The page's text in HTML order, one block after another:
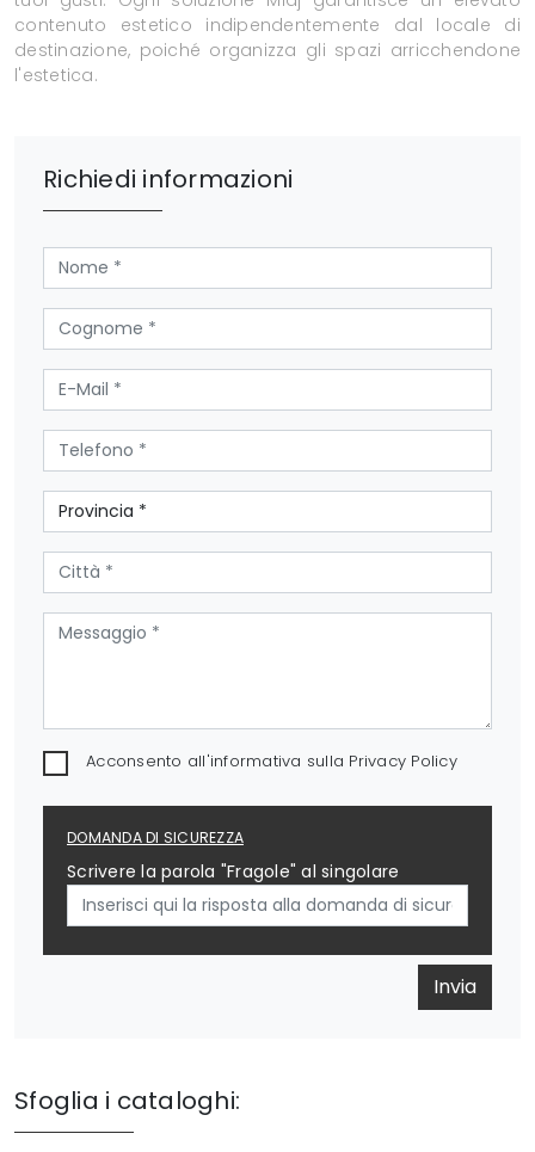
contenuto estetico indipendentemente dal locale di
destinazione, poiché organizza gli spazi arricchendone
l'estetica.
Richiedi informazioni
Acconsento all'informativa sulla Privacy Policy
DOMANDA DI SICUREZZA
Scrivere la parola "Fragole" al singolare
Invia
Sfoglia i cataloghi: